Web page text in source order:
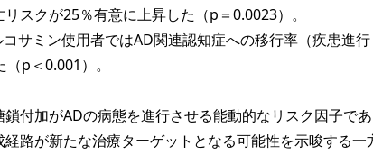
スクが25％有意に上昇した（p＝0.0023）。
コサミン使用者ではAD関連認知症への移行率（疾患進
p＜0.001）。
付加がADの病態を進行させる能動的なリスク因子で
路が新たな治療ターゲットとなる可能性を示唆する一